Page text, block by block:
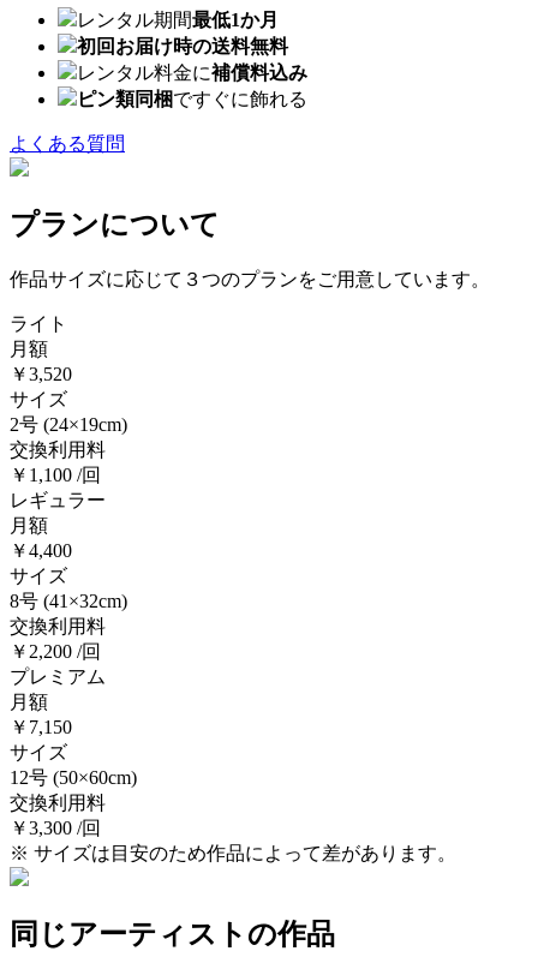
レンタル期間最低1か月
初回お届け時の送料無料
レンタル料金に補償料込み
ピン類同梱ですぐに飾れる
よくある質問
プランについて
作品サイズに応じて３つのプランをご用意しています。
ライト
月額
￥3,520
サイズ
2号 (24×19cm)
交換利用料
￥1,100 /回
レギュラー
月額
￥4,400
サイズ
8号 (41×32cm)
交換利用料
￥2,200 /回
プレミアム
月額
￥7,150
サイズ
12号 (50×60cm)
交換利用料
￥3,300 /回
※ サイズは目安のため作品によって差があります。
同じアーティストの作品